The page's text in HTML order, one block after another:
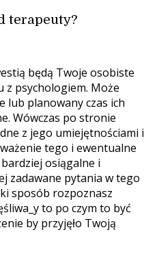
terapeuty?
będą Twoje osobiste
z psychologiem. Może
lub planowany czas ich
Wówczas po stronie
z jego umiejętnościami i
tego i ewentualne
osiągalne i
zadawane pytania w tego
sposób rozpoznasz
to po czym to być
by przyjęło Twoją